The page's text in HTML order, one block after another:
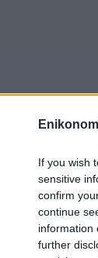
If you wish
sensitive
confirm
continue
information
further